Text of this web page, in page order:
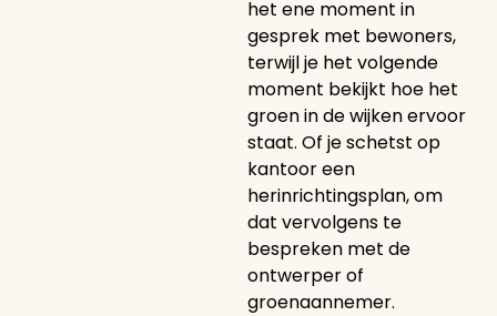
het ene moment in
gesprek met bewoners,
terwijl je het volgende
moment bekijkt hoe het
groen in de wijken ervoor
staat. Of je schetst op
kantoor een
herinrichtingsplan, om
dat vervolgens te
bespreken met de
ontwerper of
groenaannemer.